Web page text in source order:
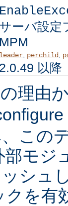
サーバ設定
MPM
leader, perchild,
2.0.49 以降
理由か
この
部モジ
シュ
クを有